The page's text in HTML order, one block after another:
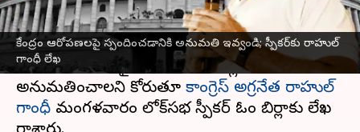
కేంద్రం ఆరోపణలపై స్పందించడానికి అనుమతి ఇవ్వండి; స్పీకర్‌కు రాహుల్
గాంధీ లేఖ
ఈ వార్తాకథనం ఏంటి
భారతీయ జనతా పార్టీనేతృత్వంలోని కేంద్రం తనపై
చేసిన ఆరోపణలపై లోక్‌సభలో మాట్లాడేందుకు
అనుమతించాలని కోరుతూ కాంగ్రెస్ అగ్రనేత రాహుల్
గాంధీ మంగళవారం లోక్‌సభ స్పీకర్ ఓం బిర్లాకు లేఖ